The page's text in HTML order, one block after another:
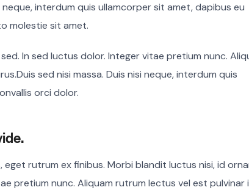
interdum quis ullamcorper sit amet, dapibus eu
molestie sit amet.
In sed luctus dolor. Integer vitae pretium nunc.
sed nisi massa. Duis nisi neque, interdum quis
orci dolor.
rutrum ex finibus. Morbi blandit luctus nisi, id
pretium nunc. Aliquam rutrum lectus vel est pulvinar